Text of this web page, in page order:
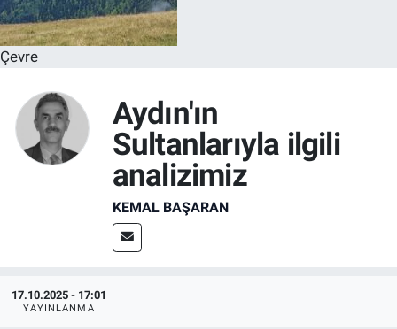
Çevre
Aydın'ın
Sultanlarıyla ilgili
analizimiz
KEMAL BAŞARAN
17.10.2025 - 17:01
YAYINLANMA